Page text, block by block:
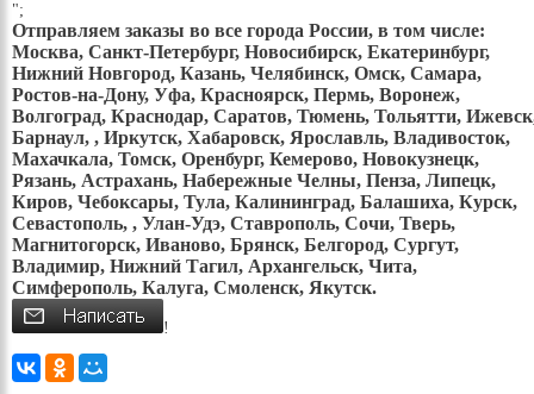
";
Отправляем заказы во все города России, в том числе:
Москва, Санкт-Петербург, Новосибирск, Екатеринбург,
Нижний Новгород, Казань, Челябинск, Омск, Самара,
Ростов-на-Дону, Уфа, Красноярск, Пермь, Воронеж,
Волгоград, Краснодар, Саратов, Тюмень, Тольятти,
Барнаул, , Иркутск, Хабаровск, Ярославль, Владивосток,
Махачкала, Томск, Оренбург, Кемерово, Новокузнецк,
Рязань, Астрахань, Набережные Челны, Пенза, Липецк,
Киров, Чебоксары, Тула, Калининград, Балашиха, Курск,
Севастополь, , Улан-Удэ, Ставрополь, Сочи, Тверь,
Магнитогорск, Иваново, Брянск, Белгород, Сургут,
Владимир, Нижний Тагил, Архангельск, Чита,
Симферополь, Калуга, Смоленск, Якутск.
!